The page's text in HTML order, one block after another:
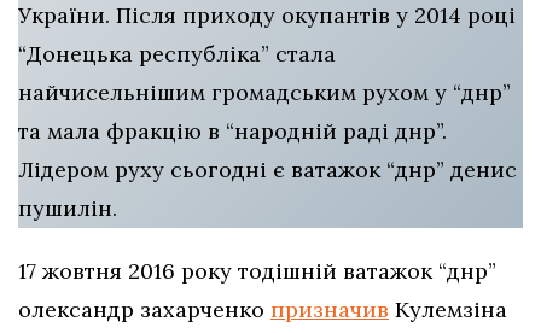
України. Після приходу окупантів у 2014 році
“Донецька республіка” стала
найчисельнішим громадським рухом у “днр”
та мала фракцію в “народній раді днр”.
Лідером руху сьогодні є ватажок “днр” денис
пушилін.
17 жовтня 2016 року тодішній ватажок “днр”
олександр захарченко призначив Кулемзіна